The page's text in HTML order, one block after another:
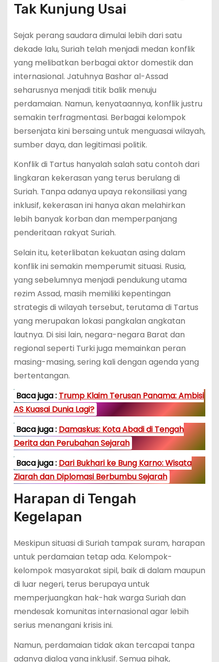
Tak Kunjung Usai
Sejak perang saudara dimulai lebih dari satu
dekade lalu, Suriah telah menjadi medan konflik
yang melibatkan berbagai aktor domestik dan
internasional. Jatuhnya Bashar al-Assad
seharusnya menjadi titik balik menuju
perdamaian. Namun, kenyataannya, konflik justru
semakin terfragmentasi. Berbagai kelompok
bersenjata kini bersaing untuk menguasai wilayah,
sumber daya, dan legitimasi politik.
Konflik di Tartus hanyalah salah satu contoh dari
lingkaran kekerasan yang terus berulang di
Suriah. Tanpa adanya upaya rekonsiliasi yang
inklusif, kekerasan ini hanya akan melahirkan
lebih banyak korban dan memperpanjang
penderitaan rakyat Suriah.
Selain itu, keterlibatan kekuatan asing dalam
konflik ini semakin memperumit situasi. Rusia,
yang sebelumnya menjadi pendukung utama
rezim Assad, masih memiliki kepentingan
strategis di wilayah tersebut, terutama di Tartus
yang merupakan lokasi pangkalan angkatan
lautnya. Di sisi lain, negara-negara Barat dan
regional seperti Turki juga memainkan peran
masing-masing, sering kali dengan agenda yang
bertentangan.
Baca juga : Trump Klaim Terusan Panama: Ambisi
AS Kuasai Dunia Lagi?
Baca juga : Damaskus: Kota Abadi di Tengah
Derita dan Perubahan Sejarah
Baca juga : Dari Bukhari ke Bung Karno: Wisata
Ziarah dan Diplomasi Berbumbu Sejarah
Harapan di Tengah
Kegelapan
Meskipun situasi di Suriah tampak suram, harapan
untuk perdamaian tetap ada. Kelompok-
kelompok masyarakat sipil, baik di dalam maupun
di luar negeri, terus berupaya untuk
memperjuangkan hak-hak warga Suriah dan
mendesak komunitas internasional agar lebih
serius menangani krisis ini.
Namun, perdamaian tidak akan tercapai tanpa
adanya dialog yang inklusif. Semua pihak,